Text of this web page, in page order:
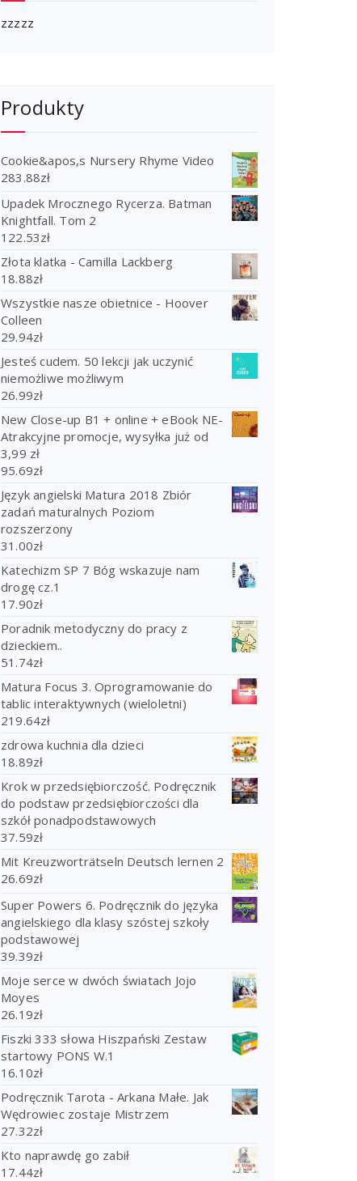
zzzzz
Produkty
Cookie&apos,s Nursery Rhyme Video
283.88zł
Upadek Mrocznego Rycerza. Batman
Knightfall. Tom 2
122.53zł
Złota klatka - Camilla Lackberg
18.88zł
Wszystkie nasze obietnice - Hoover
Colleen
29.94zł
Jesteś cudem. 50 lekcji jak uczynić
niemożliwe możliwym
26.99zł
New Close-up B1 + online + eBook NE-
Atrakcyjne promocje, wysyłka już od
3,99 zł
95.69zł
Język angielski Matura 2018 Zbiór
zadań maturalnych Poziom
rozszerzony
31.00zł
Katechizm SP 7 Bóg wskazuje nam
drogę cz.1
17.90zł
Poradnik metodyczny do pracy z
dzieckiem..
51.74zł
Matura Focus 3. Oprogramowanie do
tablic interaktywnych (wieloletni)
219.64zł
zdrowa kuchnia dla dzieci
18.89zł
Krok w przedsiębiorczość. Podręcznik
do podstaw przedsiębiorczości dla
szkół ponadpodstawowych
37.59zł
Mit Kreuzworträtseln Deutsch lernen 2
26.69zł
Super Powers 6. Podręcznik do języka
angielskiego dla klasy szóstej szkoły
podstawowej
39.39zł
Moje serce w dwóch światach Jojo
Moyes
26.19zł
Fiszki 333 słowa Hiszpański Zestaw
startowy PONS W.1
16.10zł
Podręcznik Tarota - Arkana Małe. Jak
Wędrowiec zostaje Mistrzem
27.32zł
Kto naprawdę go zabił
17.44zł